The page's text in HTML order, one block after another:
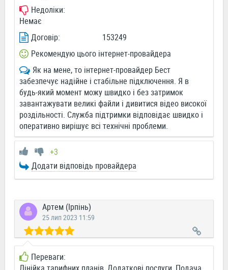
Недоліки:
Немає
Договір:
153249
Рекомендую цього інтернет-провайдера
Як на мене, то інтернет-провайдер Бест
забезпечує надійне і стабільне підключення. Я в
будь-який момент можу швидко і без затримок
завантажувати великі файли і дивитися відео високої
роздільності. Служба підтримки відповідає швидко і
оперативно вирішує всі технічні проблеми.
+3
Додати відповідь провайдера
Артем (Ірпінь)
25 лип 2023 11:59
Переваги: